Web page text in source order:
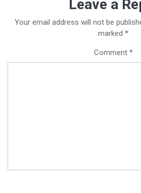
Leave a
Your email address will not be
marked *
Comment *